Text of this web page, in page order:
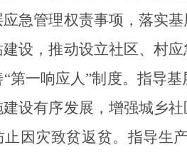
应急管理权责事项，落实
设，推动设立社区、村
第一响应人”制度。指导
建设有序发展，增强城乡
止因灾致贫返贫。指导生